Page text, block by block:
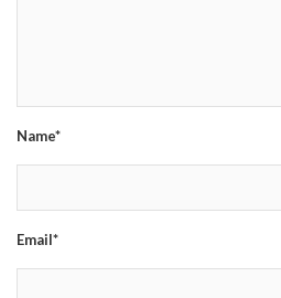
Name*
Email*